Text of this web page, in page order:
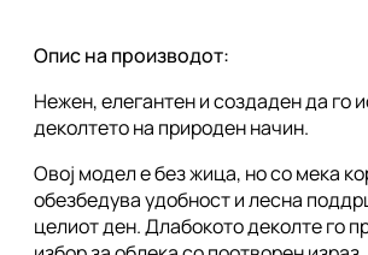
Опис на производот:
Нежен, елегантен и создаден да го
деколтето на природен начин.
Овој модел е без жица, но со мека
обезбедува удобност и лесна
целиот ден. Длабокото деколте го